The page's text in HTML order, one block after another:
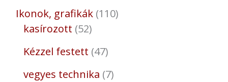
Ikonok, grafikák 110
kasírozott 52
Kézzel festett 47
vegyes technika 7